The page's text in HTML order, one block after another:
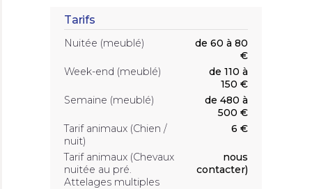
Tarifs
Nuitée (meublé)
de 60 à 80
€
Week-end (meublé)
de 110 à
150 €
Semaine (meublé)
de 480 à
500 €
Tarif animaux (Chien /
nuit)
6 €
Tarif animaux (Chevaux
nuitée au pré.
Attelages multiples
nous
contacter)